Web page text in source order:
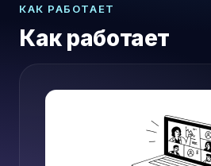
КАК РАБОТАЕТ
Как работает